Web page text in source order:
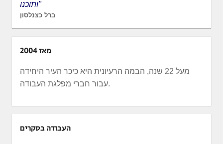
ותוכנו"
ברל כצנלסון
מאז 2004
מעל 22 שנה, הבמה הרעיונית היא כיכר העיר היחידה
עבור חברי מפלגת העבודה.
העבודה בסקרים